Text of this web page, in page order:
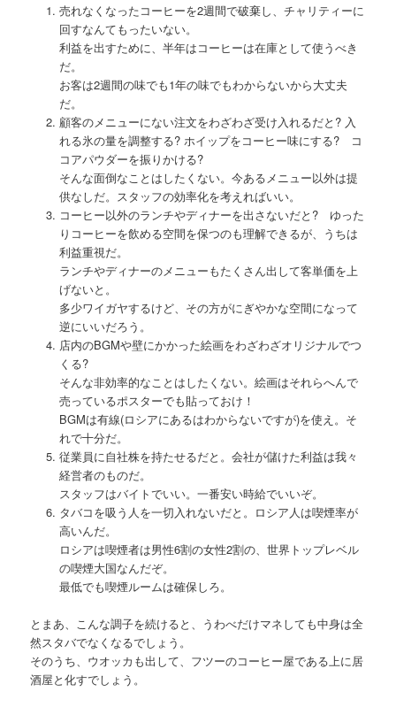
売れなくなったコーヒーを2週間で破棄し、チャリティーに
回すなんてもったいない。
利益を出すために、半年はコーヒーは在庫として使うべき
だ。
お客は2週間の味でも1年の味でもわからないから大丈夫
だ。
顧客のメニューにない注文をわざわざ受け入れるだと? 入
れる氷の量を調整する? ホイップをコーヒー味にする? コ
コアパウダーを振りかける?
そんな面倒なことはしたくない。今あるメニュー以外は提
供なしだ。スタッフの効率化を考えればいい。
コーヒー以外のランチやディナーを出さないだと? ゆった
りコーヒーを飲める空間を保つのも理解できるが、うちは
利益重視だ。
ランチやディナーのメニューもたくさん出して客単価を上
げないと。
多少ワイガヤするけど、その方がにぎやかな空間になって
逆にいいだろう。
店内のBGMや壁にかかった絵画をわざわざオリジナルでつ
くる?
そんな非効率的なことはしたくない。絵画はそれらへんで
売っているポスターでも貼っておけ！
BGMは有線(ロシアにあるはわからないですが)を使え。そ
れで十分だ。
従業員に自社株を持たせるだと。会社が儲けた利益は我々
経営者のものだ。
スタッフはバイトでいい。一番安い時給でいいぞ。
タバコを吸う人を一切入れないだと。ロシア人は喫煙率が
高いんだ。
ロシアは喫煙者は男性6割の女性2割の、世界トップレベル
の喫煙大国なんだぞ。
最低でも喫煙ルームは確保しろ。
とまあ、こんな調子を続けると、うわべだけマネしても中身は全
然スタバでなくなるでしょう。
そのうち、ウオッカも出して、フツーのコーヒー屋である上に居
酒屋と化すでしょう。